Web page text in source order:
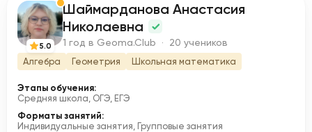
Ш
5.0
Шаймарданова Анастасия
Николаевна
1 год в Geoma.Club · 20 учеников
Алгебра Геометрия Школьная математика
Этапы обучения:
Средняя школа, ОГЭ, ЕГЭ
Форматы занятий:
Индивидуальные занятия, Групповые занятия